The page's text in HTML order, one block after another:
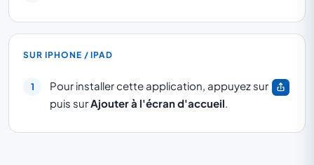
SUR IPHONE / IPAD
Pour installer cette application, appuyez sur
puis surAjouter à l'écran d'accueil.